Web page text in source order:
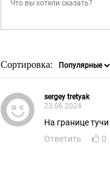
Сортировка:
sergey tretyak
23.06.2024
На границе
Ответить
0